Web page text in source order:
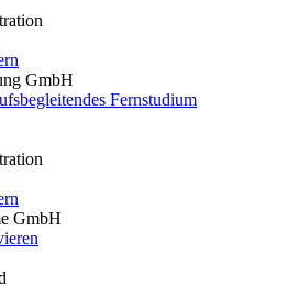
GmbH
Fernstudium
GmbH